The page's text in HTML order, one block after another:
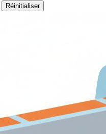
Réinitialiser